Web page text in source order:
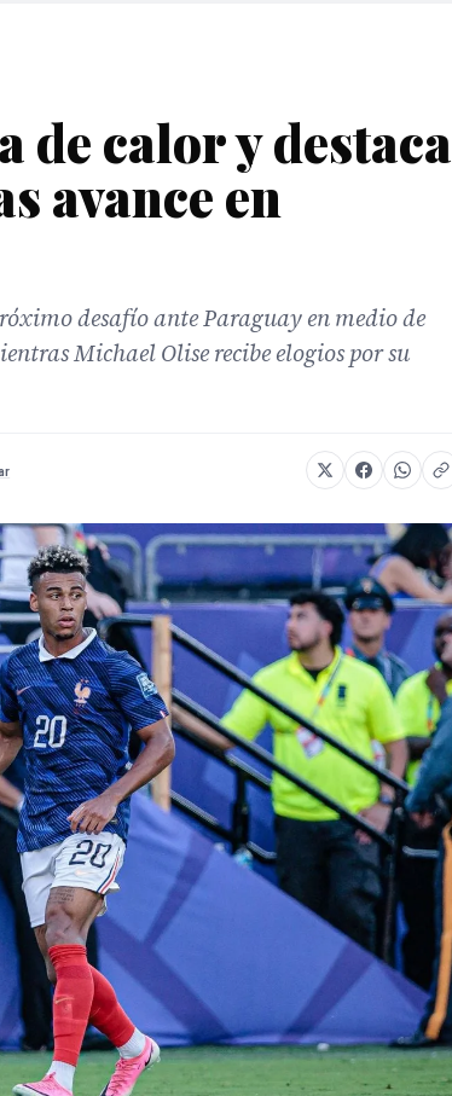
calor y destaca
avance en
desafío ante Paraguay en medio de
Michael Olise recibe elogios por su